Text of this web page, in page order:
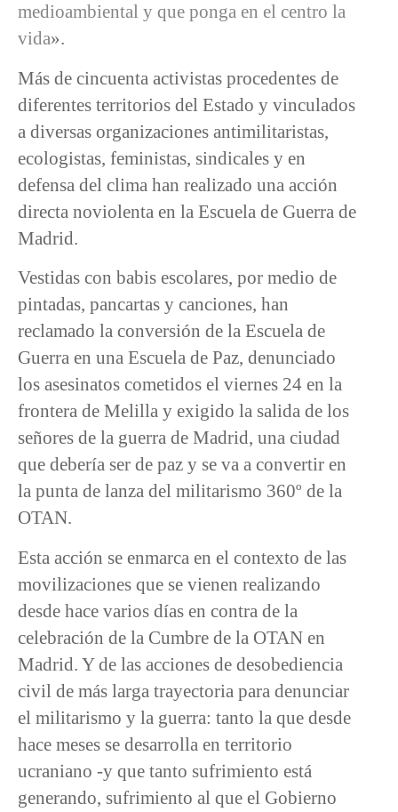
medioambiental y que ponga en el centro la
vida».
Más de cincuenta activistas procedentes de
diferentes territorios del Estado y vinculados
a diversas organizaciones antimilitaristas,
ecologistas, feministas, sindicales y en
defensa del clima han realizado una acción
directa noviolenta en la Escuela de Guerra de
Madrid.
Vestidas con babis escolares, por medio de
pintadas, pancartas y canciones, han
reclamado la conversión de la Escuela de
Guerra en una Escuela de Paz, denunciado
los asesinatos cometidos el viernes 24 en la
frontera de Melilla y exigido la salida de los
señores de la guerra de Madrid, una ciudad
que debería ser de paz y se va a convertir en
la punta de lanza del militarismo 360º de la
OTAN.
Esta acción se enmarca en el contexto de las
movilizaciones que se vienen realizando
desde hace varios días en contra de la
celebración de la Cumbre de la OTAN en
Madrid. Y de las acciones de desobediencia
civil de más larga trayectoria para denunciar
el militarismo y la guerra: tanto la que desde
hace meses se desarrolla en territorio
ucraniano -y que tanto sufrimiento está
generando, sufrimiento al que el Gobierno